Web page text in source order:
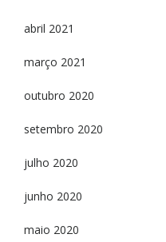
abril 2021
março 2021
outubro 2020
setembro 2020
julho 2020
junho 2020
maio 2020